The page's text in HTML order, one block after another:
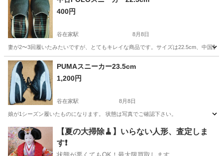
400円
谷在家駅 8月8日
妻が2〜3回履いたみたいですが、とてもキレイな商品です。サイズは22.5cm、中国製
東京 足立区 靴
PUMAスニーカー23.5cm
1,200円
谷在家駅 8月8日
娘が1シーズン履いたものになります。 状態は写真でご確認下さい。
東京 足立区 谷在家駅 靴 PUMA
【夏の大掃除🧹】いらない人形、査定しま
す❗️